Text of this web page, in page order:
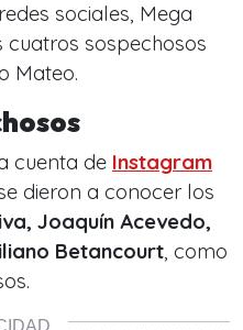
sociales, Mega
sospechosos
Mateo.
cuenta de Instagram
dieron a conocer los
Joaquín Acevedo,
Betancourt, como